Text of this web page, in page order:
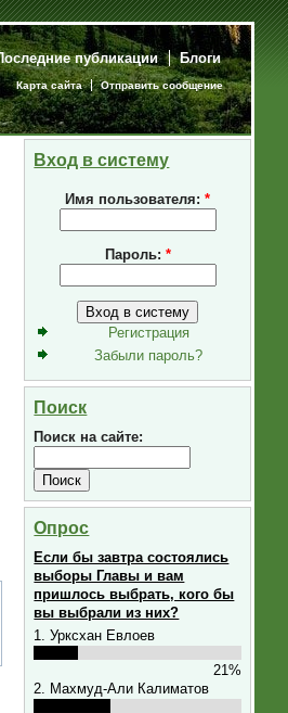
публикации Блоги
Карта сайта Отправить сообщение
Вход в систему
Имя пользователя:*
Пароль: *
Регистрация
Забыли пароль?
Поиск
Поиск на сайте:
Опрос
Если бы завтра состоялись
выборы Главы и вам
пришлось выбрать, кого бы
вы выбрали из них?
1. Урксхан Евлоев
21%
2. Махмуд-Али Калиматов